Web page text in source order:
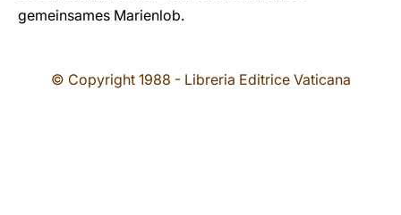
gemeinsames Marienlob.
© Copyright 1988 - Libreria Editrice Vaticana